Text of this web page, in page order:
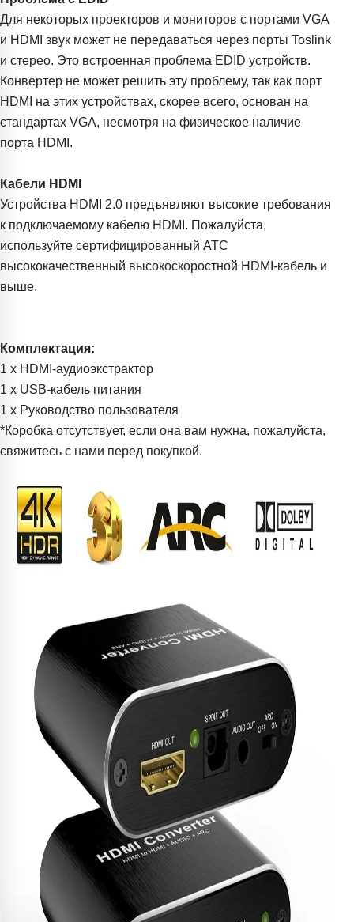
Для некоторых проекторов и мониторов с портами VGA
и HDMI звук может не передаваться через порты Toslink
и стерео. Это встроенная проблема EDID устройств.
Конвертер не может решить эту проблему, так как порт
HDMI на этих устройствах, скорее всего, основан на
стандартах VGA, несмотря на физическое наличие
порта HDMI.
Кабели HDMI
Устройства HDMI 2.0 предъявляют высокие требования
к подключаемому кабелю HDMI. Пожалуйста,
используйте сертифицированный ATC
высококачественный высокоскоростной HDMI-кабель и
выше.
Комплектация:
1 x HDMI-аудиоэкстрактор
1 x USB-кабель питания
1 x Руководство пользователя
*Коробка отсутствует, если она вам нужна, пожалуйста,
свяжитесь с нами перед покупкой.